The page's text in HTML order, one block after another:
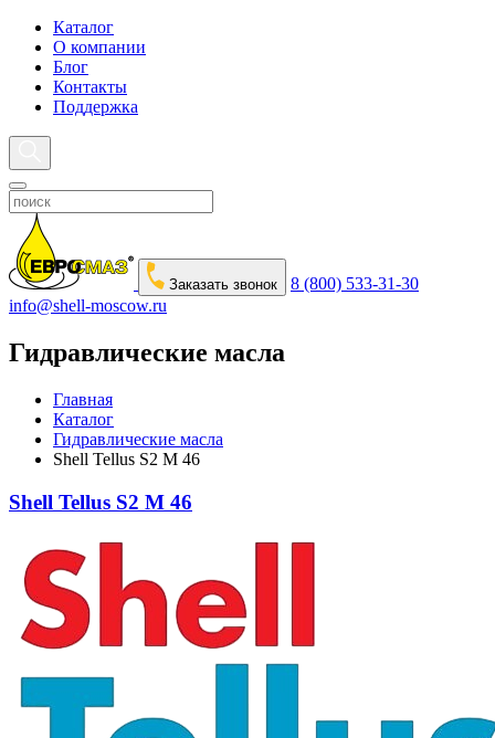
Каталог
О компании
Блог
Контакты
Поддержка
Заказать звонок
8 (800) 533-31-30
info@shell-moscow.ru
Гидравлические масла
Главная
Каталог
Гидравлические масла
Shell Tellus S2 M 46
Shell Tellus S2 M 46